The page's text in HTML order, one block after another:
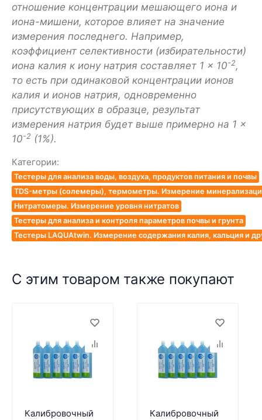
отношение концентрации мешающего иона и
иона-мишени, которое влияет на значение
измерения последнего. Например,
коэффициент селективности (избирательности)
иона калия к иону натрия составляет 1 × 10-2,
то есть при одинаковой концентрации ионов
калия и ионов натрия, одновременно
присутствующих в образце, результат
измерения натрия будет выше примерно на 1 ×
10-2 (1%).
Категории:
Тестеры для анализа воды, воздуха, продуктов питания и почвы
TDS-метры (солемеры), термометры. Измерение
Нитратомеры. Измерение уровня нитратов
Тестеры для анализа и контроля параметров почвы и грунта
Тестеры LAQUAtwin. Измерение содержания калия, кальция и
С этим товаром также покупают
Калибровочный
Калибровочный